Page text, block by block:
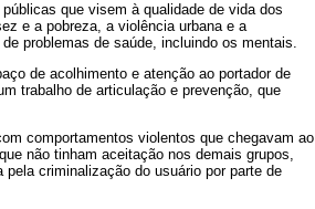
que visem à qualidade de vida dos
e a pobreza, a violência urbana e a
problemas de saúde, incluindo os mentais.
de acolhimento e atenção ao portador de
trabalho de articulação e prevenção, que
comportamentos violentos que chegavam ao
não tinham aceitação nos demais grupos,
criminalização do usuário por parte de